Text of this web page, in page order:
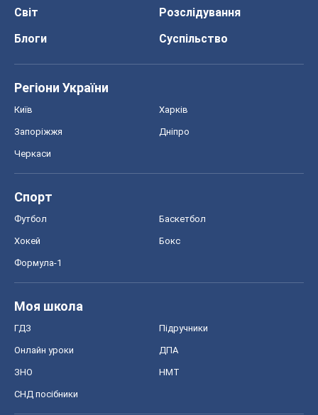
Світ
Розслідування
Блоги
Суспільство
Регіони України
Київ Харків
Запоріжжя Дніпро
Черкаси
Спорт
Футбол Баскетбол
Хокей Бокс
Формула-1
Моя школа
ГДЗ Підручники
Онлайн уроки ДПА
ЗНО НМТ
СНД посібники